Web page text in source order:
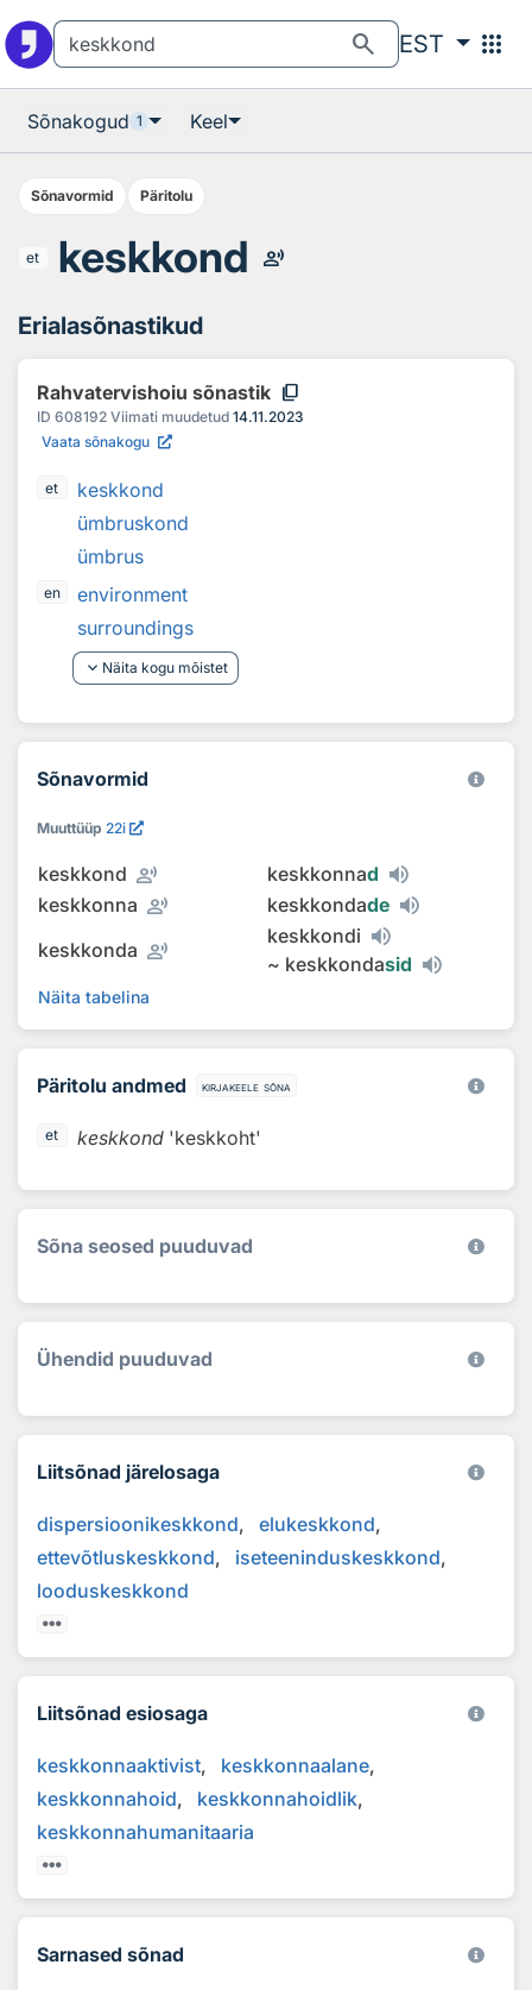
search EST apps
Sõnakogud 1 Keel
Sõnavormid Päritolu
et keskkond record_voice_over
Erialasõnastikud
Rahvatervishoiu sõnastik content_copy
ID 608192 Viimati muudetud 14.11.2023
Vaata sõnakogu
et
keskkond
ümbruskond
ümbrus
en
environment
surroundings
keyboard_arrow_down Näita kogu mõistet
Sõnavormid
Muuttüüp 22i
keskkond record_voice_over keskkonnad
keskkonna record_voice_over keskkondade
keskkonda record_voice_over
keskkondi
~ keskkondasid
Näita tabelina
Päritolu andmed kirjakeele sõna
et keskkond 'keskkoht'
Sõna seosed puuduvad
Ühendid puuduvad
Liitsõnad järelosaga
dispersioonikeskkond
elukeskkond
ettevõtluskeskkond
iseteeninduskeskkond
looduskeskkond
Liitsõnad esiosaga
keskkonnaaktivist
keskkonnaalane
keskkonnahoid
keskkonnahoidlik
keskkonnahumanitaaria
Sarnased sõnad